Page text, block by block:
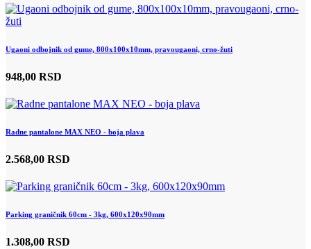
Ugaoni odbojnik od gume, 800x100x10mm, pravougaoni, crno-žuti
948,00 RSD
Radne pantalone MAX NEO - boja plava
2.568,00 RSD
Parking graničnik 60cm - 3kg, 600x120x90mm
1.308,00 RSD